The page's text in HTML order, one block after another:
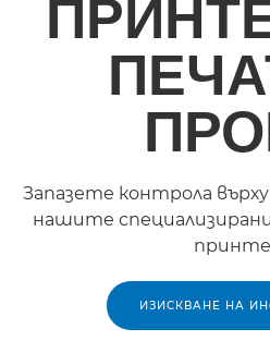
Запазете контрола
нашите
ИЗИСКВАНЕ НА